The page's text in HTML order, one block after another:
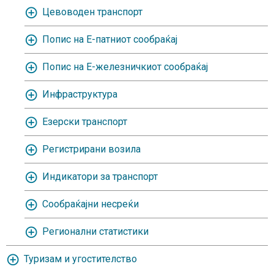
Цевоводен транспорт
Попис на Е-патниот сообраќај
Попис на Е-железничкиот сообраќај
Инфраструктура
Езерски транспорт
Регистрирани возила
Индикатори за транспорт
Сообраќајни несреќи
Регионални статистики
Туризам и угостителство